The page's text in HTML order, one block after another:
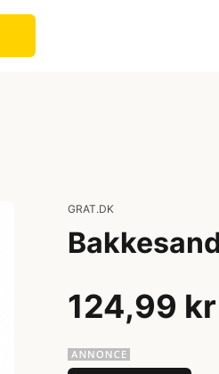
GRAT.DK
124,99 kr